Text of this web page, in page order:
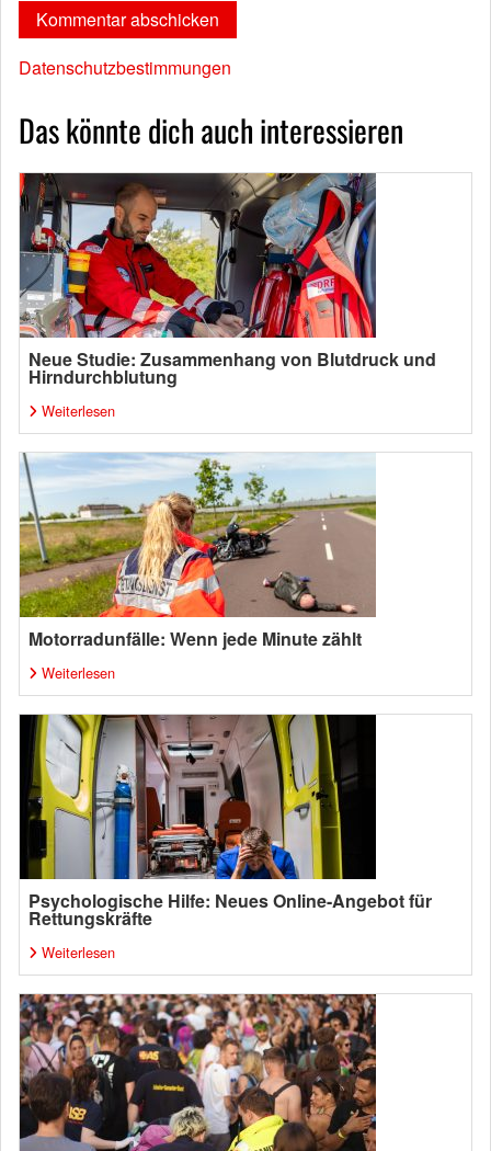
Datenschutzbestimmungen
Das könnte dich auch interessieren
Neue Studie: Zusammenhang von Blutdruck und
Hirndurchblutung
Weiterlesen
Motorradunfälle: Wenn jede Minute zählt
Weiterlesen
Psychologische Hilfe: Neues Online-Angebot für
Rettungskräfte
Weiterlesen